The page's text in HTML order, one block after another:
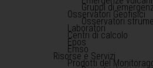
Gruppi di
Osservatori Geofisici
Osservatori
Laboratori
Centri di calcolo
Epos
Emso
Risorse e Servizi
Prodotti del